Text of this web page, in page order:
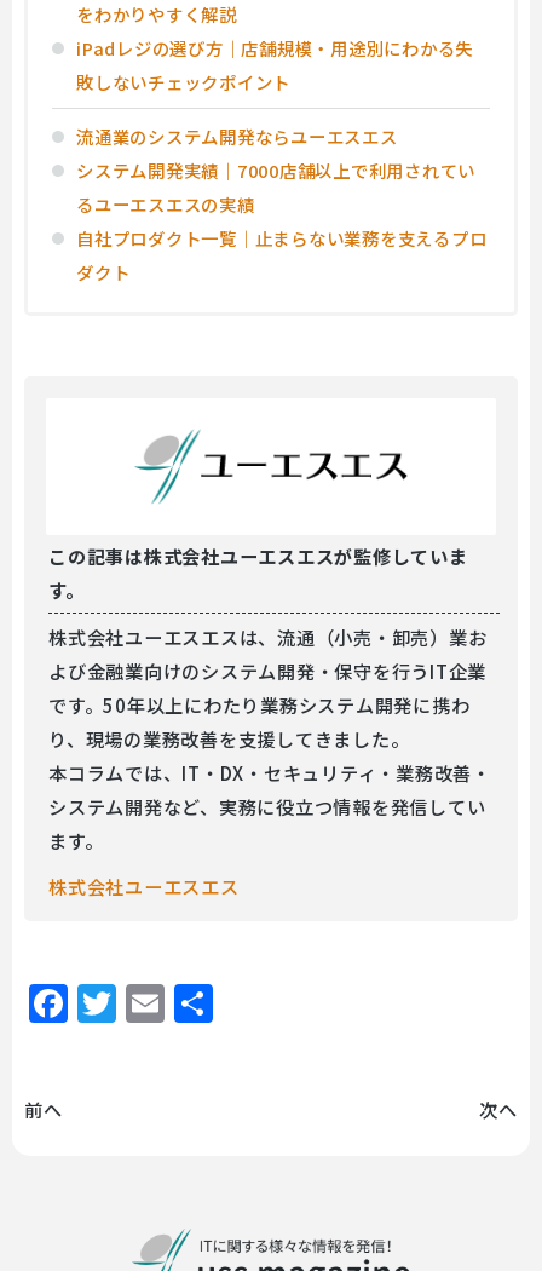
をわかりやすく解説
iPadレジの選び方｜店舗規模・用途別にわかる失
敗しないチェックポイント
流通業のシステム開発ならユーエスエス
システム開発実績｜7000店舗以上で利用されてい
るユーエスエスの実績
自社プロダクト一覧｜止まらない業務を支えるプロ
ダクト
この記事は株式会社ユーエスエスが監修していま
す。
株式会社ユーエスエスは、流通（小売・卸売）業お
よび金融業向けのシステム開発・保守を行うIT企業
です。50年以上にわたり業務システム開発に携わ
り、現場の業務改善を支援してきました。
本コラムでは、IT・DX・セキュリティ・業務改善・
システム開発など、実務に役立つ情報を発信してい
ます。
株式会社ユーエスエス
Facebook
Twitter
Email
前へ 次へ